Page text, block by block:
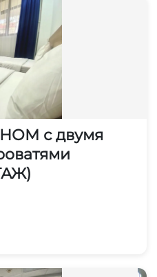
с двумя